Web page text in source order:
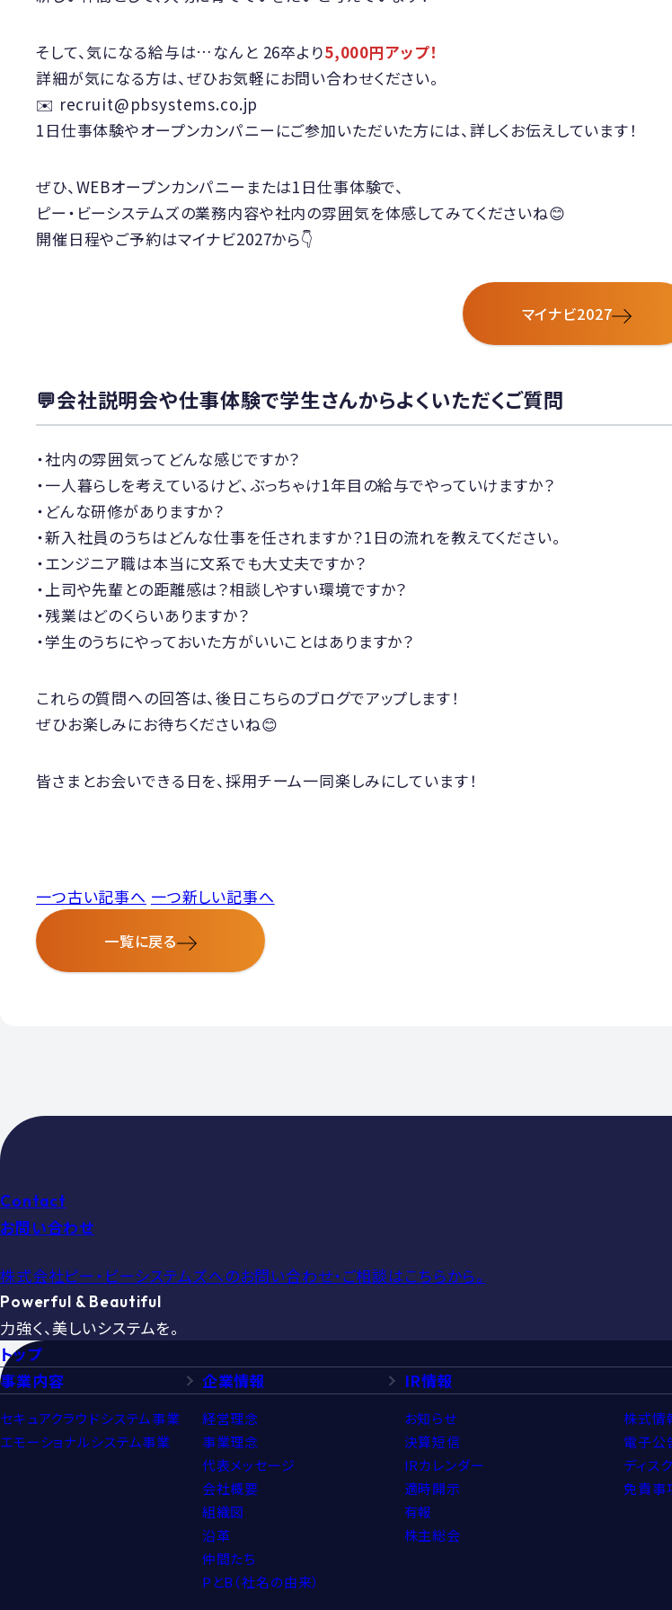
そして、気になる給与は…なんと 26卒より5,000円アップ！
詳細が気になる方は、ぜひお気軽にお問い合わせください。
✉️ recruit@pbsystems.co.jp
1日仕事体験やオープンカンパニーにご参加いただいた方には、詳しくお伝えしています！
ぜひ、WEBオープンカンパニーまたは1日仕事体験で、
ピー・ビーシステムズの業務内容や社内の雰囲気を体感してみてくださいね😊
開催日程やご予約はマイナビ2027から👇
マイナビ2027
💬会社説明会や仕事体験で学生さんからよくいただくご質問
・社内の雰囲気ってどんな感じですか？
・一人暮らしを考えているけど、ぶっちゃけ1年目の給与でやっていけますか？
・どんな研修がありますか？
・新入社員のうちはどんな仕事を任されますか？1日の流れを教えてください。
・エンジニア職は本当に文系でも大丈夫ですか？
・上司や先輩との距離感は？相談しやすい環境ですか？
・残業はどのくらいありますか？
・学生のうちにやっておいた方がいいことはありますか？
これらの質問への回答は、後日こちらのブログでアップします！
ぜひお楽しみにお待ちくださいね😊
皆さまとお会いできる日を、採用チーム一同楽しみにしています！
一つ古い記事へ 一つ新しい記事へ
一覧に戻る
Contact
お問い合わせ
株式会社ピー・ビーシステムズへのお問い合わせ・ご相談はこちらから。
Powerful & Beautiful
力強く、美しいシステムを。
トップ
事業内容
セキュアクラウドシステム事業
エモーショナルシステム事業
企業情報
経営理念
事業理念
代表メッセージ
会社概要
組織図
沿革
仲間たち
PとB（社名の由来）
IR情報
お知らせ
決算短信
IRカレンダー
適時開示
有報
株主総会
株式情
電子公
ディス
免責事